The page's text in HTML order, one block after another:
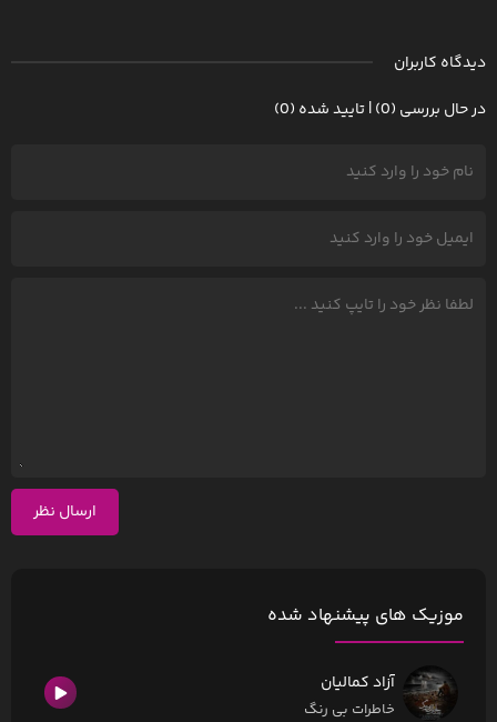
دیدگاه کاربران
در حال بررسی (0) | تایید شده (0)
ارسال نظر
موزیک های پیشنهاد شده
آزاد کمالیان
خاطرات بی رنگ